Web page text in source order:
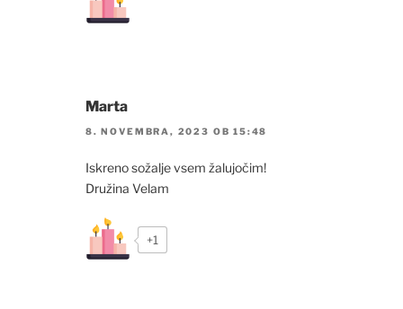
Marta
8. NOVEMBRA, 2023 OB 15:48
Iskreno sožalje vsem žalujočim!
Družina Velam
+1